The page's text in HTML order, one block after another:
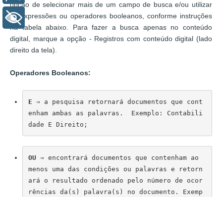
opção de selecionar mais de um campo de busca e/ou utilizar
as expressões ou operadores booleanos, conforme instruções
na tabela abaixo. Para fazer a busca apenas no conteúdo
digital, marque a opção - Registros com conteúdo digital (lado
direito da tela).
Operadores Booleanos:
E ⇒ a pesquisa retornará documentos que cont
enham ambas as palavras.  Exemplo: Contabili
dade E Direito;
OU ⇒ encontrará documentos que contenham ao
menos uma das condições ou palavras e retorn
ará o resultado ordenado pelo número de ocor
rências da(s) palavra(s) no documento. Exemp
+ Acessibilidade